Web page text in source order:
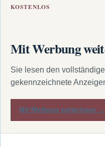
KOSTENLOS
Mit Werbung
Sie lesen den
gekennzeichnete
Mit Werbung weiterlesen →